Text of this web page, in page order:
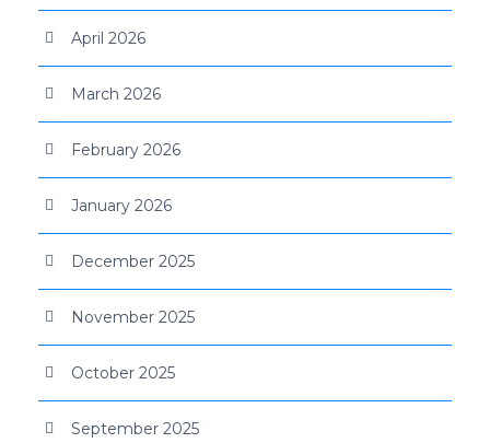
April 2026
March 2026
February 2026
January 2026
December 2025
November 2025
October 2025
September 2025